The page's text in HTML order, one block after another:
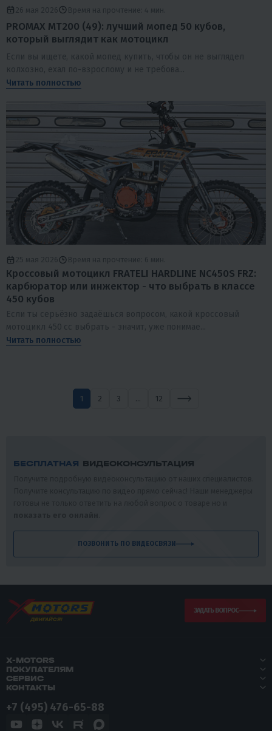
26 мая 2026 Время на прочтение: 4 мин.
PROMAX MT200 (49): лучший мопед 50 кубов,
который выглядит как мотоцикл
Если вы ищете, какой мопед купить, чтобы он не выглядел
колхозно, ехал по-взрослому и не требова...
Читать полностью
25 мая 2026 Время на прочтение: 6 мин.
Кроссовый мотоцикл FRATELI HARDLINE NC450S FRZ:
карбюратор или инжектор - что выбрать в классе
450 кубов
Если ты серьёзно задаёшься вопросом, какой кроссовый
мотоцикл 450 cc выбрать - значит, уже понимае...
Читать полностью
1 2 3 ... 12
БЕСПЛАТНАЯ ВИДЕОКОНСУЛЬТАЦИЯ
ПОЗВОНИТЬ ПО ВИДЕОСВЯЗИ
ЗАДАТЬ ВОПРОС
X-MOTORS
ПОКУПАТЕЛЯМ
СЕРВИС
КОНТАКТЫ
+7 (495) 476-65-88